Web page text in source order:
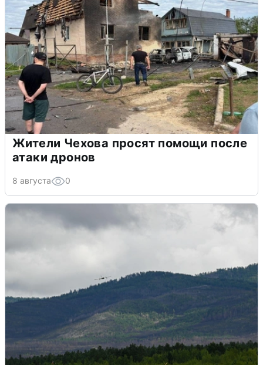
Жители Чехова просят помощи после
атаки дронов
8 августа 0